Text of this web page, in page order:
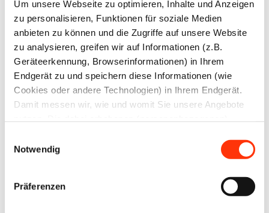
Um unsere Webseite zu optimieren, Inhalte und Anzeigen
zu personalisieren, Funktionen für soziale Medien
anbieten zu können und die Zugriffe auf unsere Website
zu analysieren, greifen wir auf Informationen (z.B.
Geräteerkennung, Browserinformationen) in Ihrem
Endgerät zu und speichern diese Informationen (wie
Cookies oder andere Technologien) in Ihrem Endgerät.
Damit messen wir, wie und womit Sie unsere Angebote
Werbung und Analysen weiter. Ihre Daten können mit
mehreren ausgewählten Partnern geteilt werden, die sich
je nach unseren aktuellen Geschäftsbeziehungen ändern
können. Indem Sie „Alle zulassen“ klicken, stimmen Sie
Notwendig
Präferenzen
E-Mail-Adresse
Passwort: